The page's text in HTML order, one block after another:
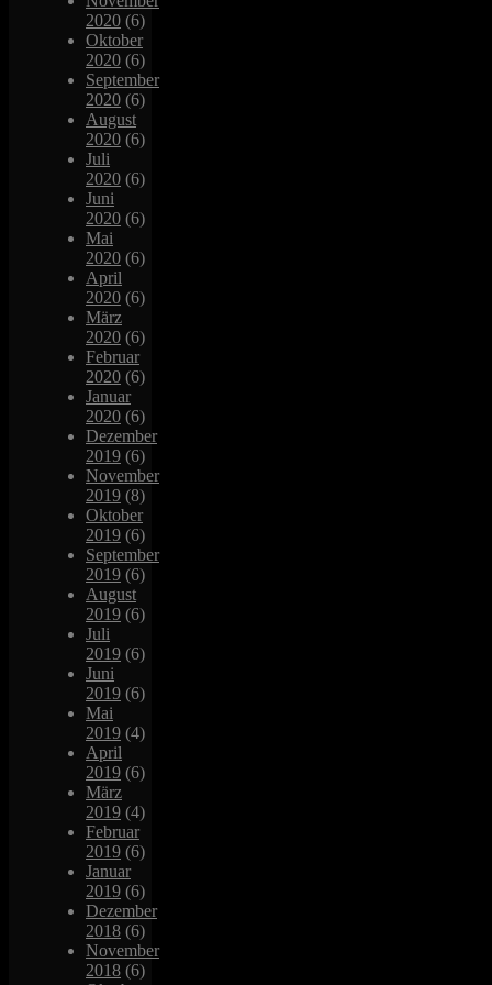
2020 (6)
Oktober
2020 (6)
September
2020 (6)
August
2020 (6)
Juli
2020 (6)
Juni
2020 (6)
Mai
2020 (6)
April
2020 (6)
März
2020 (6)
Februar
2020 (6)
Januar
2020 (6)
Dezember
2019 (6)
November
2019 (8)
Oktober
2019 (6)
September
2019 (6)
August
2019 (6)
Juli
2019 (6)
Juni
2019 (6)
Mai
2019 (4)
April
2019 (6)
März
2019 (4)
Februar
2019 (6)
Januar
2019 (6)
Dezember
2018 (6)
November
2018 (6)